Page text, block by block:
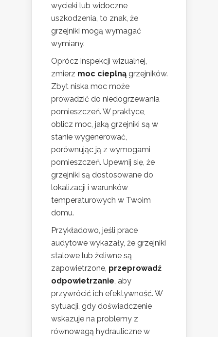
wycieki lub widoczne
uszkodzenia, to znak, że
grzejniki mogą wymagać
wymiany.
Oprócz inspekcji wizualnej,
zmierz moc cieplną grzejników.
Zbyt niska moc może
prowadzić do niedogrzewania
pomieszczeń. W praktyce,
oblicz moc, jaką grzejniki są w
stanie wygenerować,
porównując ją z wymogami
pomieszczeń. Upewnij się, że
grzejniki są dostosowane do
lokalizacji i warunków
temperaturowych w Twoim
domu.
Przykładowo, jeśli prace
audytowe wykazały, że grzejniki
stalowe lub żeliwne są
zapowietrzone, przeprowadź
odpowietrzanie, aby
przywrócić ich efektywność. W
sytuacji, gdy doświadczenie
wskazuje na problemy z
równowagą hydrauliczne w